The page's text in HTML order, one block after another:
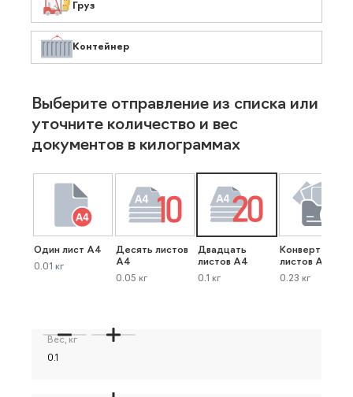
Груз
Контейнер
Выберите отправление из списка или
уточните количество и вес
документов в килограммах
Один лист А4
0.01 кг
Десять листов
А4
0.05 кг
Двадцать
листов А4
0.1 кг
Конверт до 40
листов А4
0.23 кг
Вес, кг